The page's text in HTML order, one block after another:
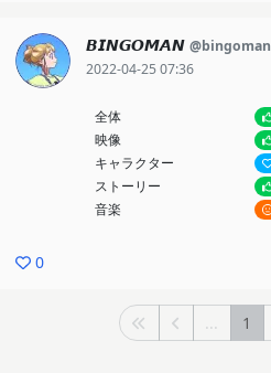
𝘽‌𝙄‌𝙉‌𝙂‌𝙊‌𝙈‌𝘼‌𝙉 @bingoman
2022-04-25 07:36
全体
映像
キャラクター
ストーリー
音楽
0
... 1